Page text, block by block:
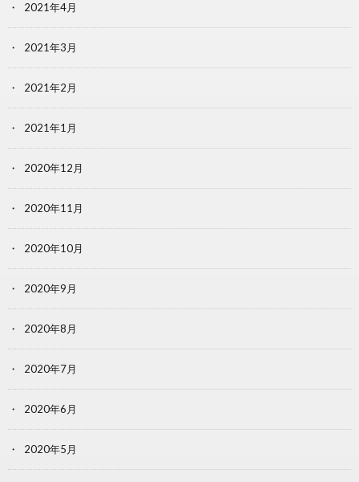
2021年4月
2021年3月
2021年2月
2021年1月
2020年12月
2020年11月
2020年10月
2020年9月
2020年8月
2020年7月
2020年6月
2020年5月